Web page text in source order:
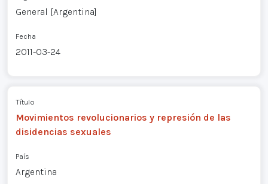
General [Argentina]
Fecha
2011-03-24
Título
Movimientos revolucionarios y represión de las
disidencias sexuales
País
Argentina